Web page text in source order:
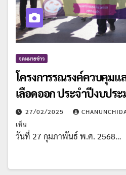
จดหมายข่าว
โครงการรณรงค์ควบคุมแ
เลือดออก ประจำปีงบปร
27/02/2025
เห็น
วันที่ 27 กุมภาพันธ์ พ.ศ. 2568…